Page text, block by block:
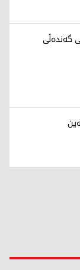
گەندەڵی